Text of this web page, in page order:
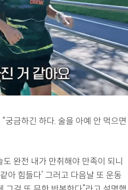
궁금하긴 하다. 술을 아예 안 먹으면
완전 내가 만취해야 만족이 되니
아 힘들다’ 그러고 다음날 또 운동